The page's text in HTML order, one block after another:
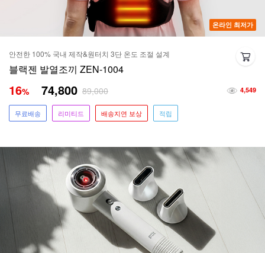
온라인 최저가
안전한 100% 국내 제작&원터치 3단 온도 조절 설계
블랙젠 발열조끼 ZEN-1004
4,549
16% 74,800 89,000
무료배송 리미티드 배송지연 보상 적립